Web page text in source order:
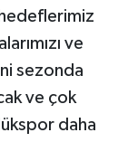
ve
sezonda
ve çok
daha